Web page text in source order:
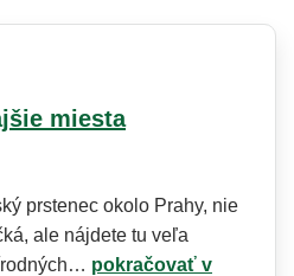
miesta
prstenec okolo Prahy, nie
ale nájdete tu veľa
pokračovať v